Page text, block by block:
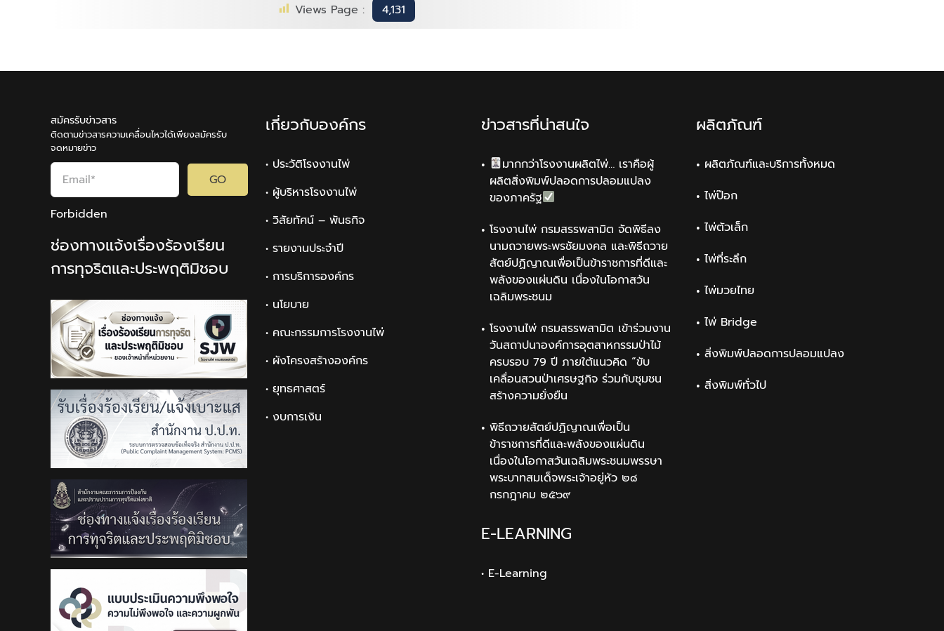
Views Page : 4,131
สมัครรับข่าวสาร
ติดตามข่าวสารความเคลื่อนไหวได้เพียงสมัครรับ
จดหมายข่าว
GO
Forbidden
ช่องทางแจ้งเรื่องร้องเรียน
การทุจริตและประพฤติมิชอบ
เกี่ยวกับองค์กร
• ประวัติโรงงานไพ่
• ผู้บริหารโรงงานไพ่
• วิสัยทัศน์ – พันธกิจ
• รายงานประจำปี
• การบริการองค์กร
• นโยบาย
• คณะกรรมการโรงงานไพ่
• ผังโครงสร้างองค์กร
• ยุทธศาสตร์
• งบการเงิน
ข่าวสารที่น่าสนใจ
มากกว่าโรงงานผลิตไพ่… เราคือผู้
ผลิตสิ่งพิมพ์ปลอดการปลอมแปลง
ของภาครัฐ
โรงงานไพ่ กรมสรรพสามิต จัดพิธีลง
นามถวายพระพรชัยมงคล และพิธีถวาย
สัตย์ปฏิญาณเพื่อเป็นข้าราชการที่ดีและ
พลังของแผ่นดิน เนื่องในโอกาสวัน
เฉลิมพระชนม
โรงงานไพ่ กรมสรรพสามิต เข้าร่วมงาน
วันสถาปนาองค์การอุตสาหกรรมป่าไม้
ครบรอบ 79 ปี ภายใต้แนวคิด “ขับ
เคลื่อนสวนป่าเศรษฐกิจ ร่วมกับชุมชน
สร้างความยั่งยืน
พิธีถวายสัตย์ปฏิญาณเพื่อเป็น
ข้าราชการที่ดีและพลังของแผ่นดิน
เนื่องในโอกาสวันเฉลิมพระชนมพรรษา
พระบาทสมเด็จพระเจ้าอยู่หัว ๒๘
กรกฎาคม ๒๕๖๙
E-LEARNING
• E-Learning
ผลิตภัณฑ์
ผลิตภัณฑ์และบริการทั้งหมด
ไพ่ป๊อก
ไพ่ตัวเล็ก
ไพ่ที่ระลึก
ไพ่มวยไทย
ไพ่ Bridge
สิ่งพิมพ์ปลอดการปลอมแปลง
สิ่งพิมพ์ทั่วไป